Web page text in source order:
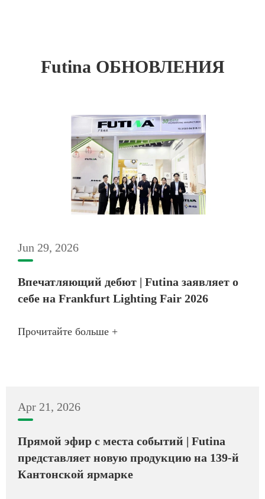
Futina ОБНОВЛЕНИЯ
Jun 29, 2026
Впечатляющий дебют | Futina заявляет о
себе на Frankfurt Lighting Fair 2026
Прочитайте больше +
Apr 21, 2026
Прямой эфир с места событий | Futina
представляет новую продукцию на 139-й
Кантонской ярмарке